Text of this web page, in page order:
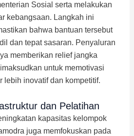
Sosial serta melakukan
kebangsaan. Langkah ini
bahwa bantuan tersebut
dan tepat sasaran. Penyaluran
memberikan relief jangka
untuk memotivasi
lebih inovatif dan kompetitif.
dan Pelatihan
kapasitas kelompok
juga memfokuskan pada